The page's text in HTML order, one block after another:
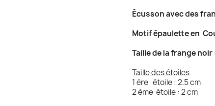
Écusson avec des
Motif épaulette en
Taille de la frange noir
Taille des étoiles
1 ére étoile : 2.5 cm
2 ème étoile : 2 cm